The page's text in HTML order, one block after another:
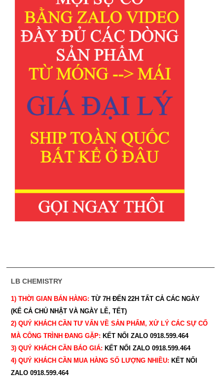
LB CHEMISTRY
1) THỜI GIAN BÁN HÀNG: TỪ 7H ĐẾN 22H TẤT CẢ CÁC NGÀY
(KỂ CẢ CHỦ NHẬT VÀ NGÀY LỄ, TẾT)
2) QUÝ KHÁCH CẦN TƯ VẤN VỀ SẢN PHẨM, XỬ LÝ CÁC SỰ CỐ
MÀ CÔNG TRÌNH ĐANG GẶP: KẾT NỐI ZALO 0918.599.464
3) QUÝ KHÁCH CẦN BÁO GIÁ: KẾT NỐI ZALO 0918.599.464
4) QUÝ KHÁCH CẦN MUA HÀNG SỐ LƯỢNG NHIỀU: KẾT NỐI
ZALO 0918.599.464